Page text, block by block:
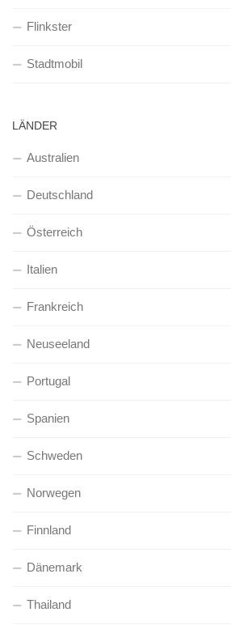
Flinkster
Stadtmobil
LÄNDER
Australien
Deutschland
Österreich
Italien
Frankreich
Neuseeland
Portugal
Spanien
Schweden
Norwegen
Finnland
Dänemark
Thailand